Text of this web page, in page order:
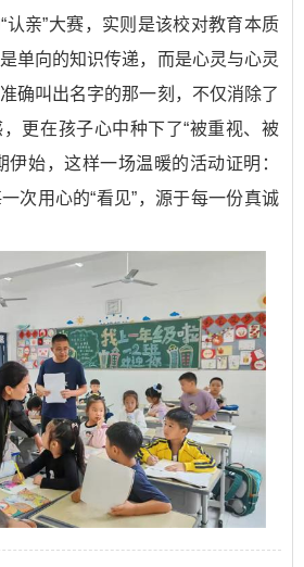
认亲”大赛，实则是该校对教育本质
单向的知识传递，而是心灵与心灵
确叫出名字的那一刻，不仅消除了
更在孩子心中种下了“被重视、被
伊始，这样一场温暖的活动证明：
次用心的“看见”，源于每一份真诚